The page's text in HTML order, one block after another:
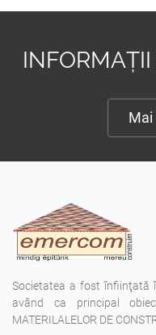
INFORMAȚII
Mai
Societatea a fost înfiinţată
având ca principal
MATERILALELOR DE